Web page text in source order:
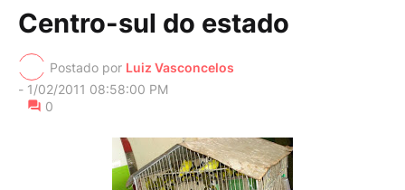
Centro-sul do estado
Postado por Luiz Vasconcelos
- 1/02/2011 08:58:00 PM
0